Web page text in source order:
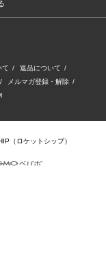
て / 返品について /
/ メルマガ登録・解除 /
（ロケットシップ）